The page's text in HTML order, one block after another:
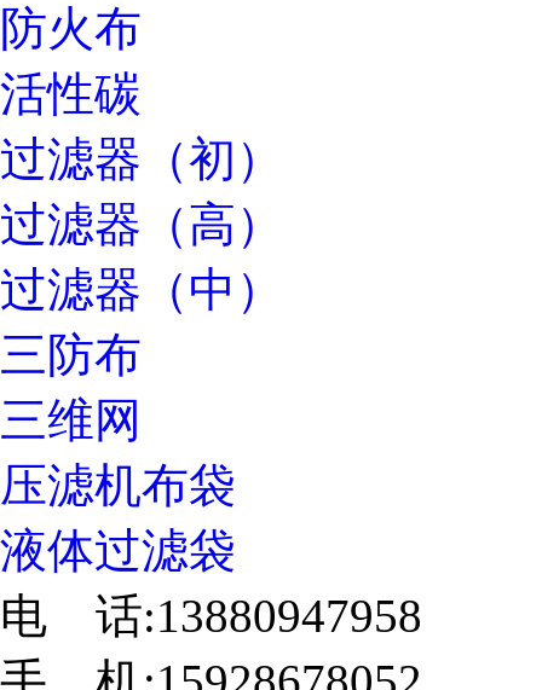
防火布
活性碳
过滤器（初）
过滤器（高）
过滤器（中）
三防布
三维网
压滤机布袋
液体过滤袋
电 话:13880947958